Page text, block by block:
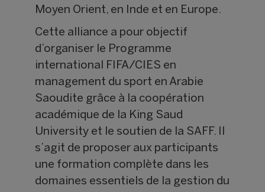
Moyen Orient, en Inde et en Europe.
Cette alliance a pour objectif
d’organiser le Programme
international FIFA/CIES en
management du sport en Arabie
Saoudite grâce à la coopération
académique de la King Saud
University et le soutien de la SAFF. Il
s’agit de proposer aux participants
une formation complète dans les
domaines essentiels de la gestion du